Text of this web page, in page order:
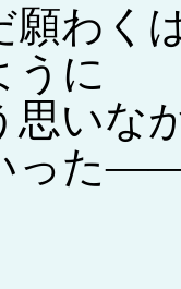
願わく
うに
思いな
った